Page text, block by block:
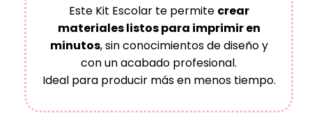
Este Kit Escolar te permite crear
materiales listos para imprimir en
minutos, sin conocimientos de diseño y
con un acabado profesional.
Ideal para producir más en menos tiempo.